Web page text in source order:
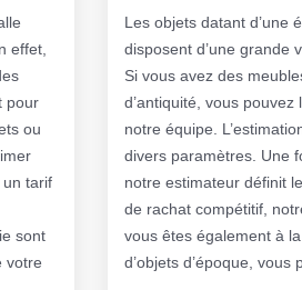
effet,
pour
ou
tarif
sont
votre
Les objets datant d’une
disposent d’une grande
Si vous avez des
d’antiquité, vous
notre équipe.
divers paramètres. Une
notre estimateur définit
de rachat compétitif,
vous êtes également à
d’objets d’époque, vous